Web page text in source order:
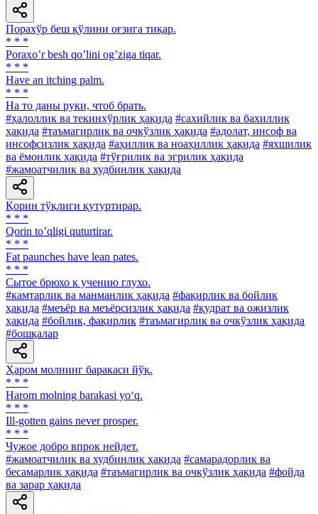
Порахўр беш қўлини оғзига тиқар.
* * *
Poraxoʼr besh qoʼlini ogʼziga tiqar.
* * *
Have an itching palm.
* * *
На то даны руки, чтоб брать.
#ҳалоллик ва текинхўрлик ҳақида #сахийлик ва бахиллик
ҳақида #таъмагирлик ва очкўзлик ҳақида #адолат, инсоф ва
инсофсизлик ҳақида #аҳиллик ва ноаҳиллик ҳақида #яхшилик
ва ёмонлик ҳақида #тўғрилик ва эгрилик ҳақида
#жамоатчилик ва худбинлик ҳақида
Қорин тўқлиги қутуртирар.
* * *
Qorin toʼqligi quturtirar.
* * *
Fat paunches have lean pates.
* * *
Сытое брюхо к учению глухо.
#камтарлик ва манманлик ҳақида #фақирлик ва бойлик
ҳақида #меъёр ва меъёрсизлик ҳақида #қудрат ва ожизлик
ҳақида #бойлик, фақирлик #таъмагирлик ва очкўзлик ҳақида
#бошқалар
Ҳаром молнинг баракаси йўқ.
* * *
Harom molning barakasi yo‘q.
* * *
Ill-gotten gains never prosper.
* * *
Чужое добро впрок нейдет.
#жамоатчилик ва худбинлик ҳақида #самарадорлик ва
бесамарлик ҳақида #таъмагирлик ва очкўзлик ҳақида #фойда
ва зарар ҳақида